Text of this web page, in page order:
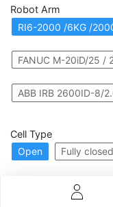
Robot Arm
RI6-2000 /6KG /
FANUC M-20iD/25 /
ABB IRB 2600ID-8/
Cell Type
Open
Fully closed
Welding System
Monitorizare în
soluție
Scalabil de la 1